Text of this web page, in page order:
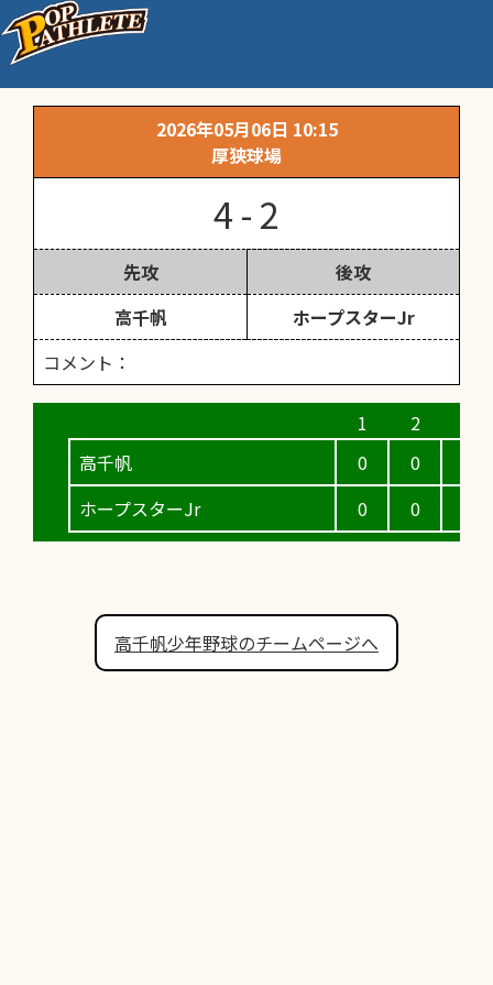
中国ろうきん杯市内予選 1回戦
2026年05月06日 10:15
厚狭球場
4 - 2
先攻
後攻
高千帆
ホープスターJr
コメント：
高千帆
ホープスターJr
0
0
0
0
高千帆少年野球のチームページへ